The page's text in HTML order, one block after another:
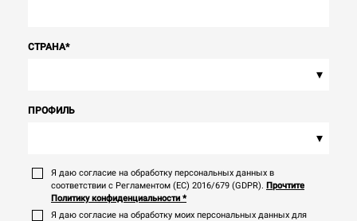
СТРАНА*
▾
ПРОФИЛЬ
▾
Я даю согласие на обработку персональных данных в
соответствии с Регламентом (ЕС) 2016/679 (GDPR). Прочтите
Политику конфиденциальности *
Я даю согласие на обработку моих персональных данных для